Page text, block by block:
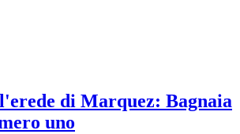
di Marquez: Bagnaia
uno